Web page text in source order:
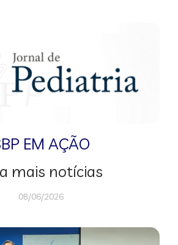
EM AÇÃO
mais notícias
08/06/2026